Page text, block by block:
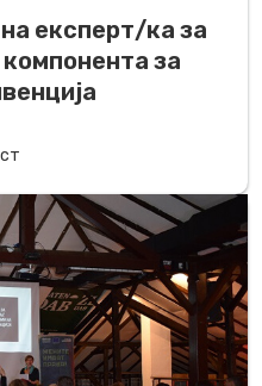
експерт/ка за
за